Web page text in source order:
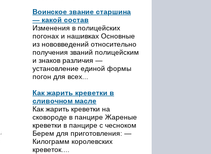
Воинское звание старшина
— какой состав
Изменения в полицейских
погонах и нашивках Основные
из нововведений относительно
получения званий полицейским
и знаков различия —
установление единой формы
погон для всех...
Как жарить креветки в
сливочном масле
Как жарить креветки на
сковороде в панцире Жареные
креветки в панцире с чесноком
Берем для приготовления: —
Килограмм королевских
креветок....